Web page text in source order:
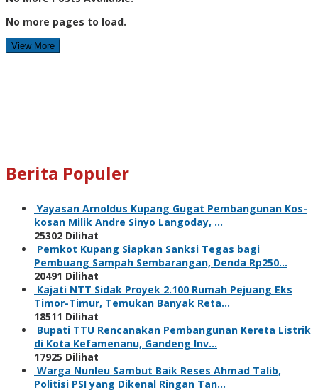
No more pages to load.
View More
Berita Populer
Yayasan Arnoldus Kupang Gugat Pembangunan Kos-
kosan Milik Andre Sinyo Langoday, …
25302 Dilihat
Pemkot Kupang Siapkan Sanksi Tegas bagi
Pembuang Sampah Sembarangan, Denda Rp250…
20491 Dilihat
Kajati NTT Sidak Proyek 2.100 Rumah Pejuang Eks
Timor-Timur, Temukan Banyak Reta…
18511 Dilihat
Bupati TTU Rencanakan Pembangunan Kereta Listrik
di Kota Kefamenanu, Gandeng Inv…
17925 Dilihat
Warga Nunleu Sambut Baik Reses Ahmad Talib,
Politisi PSI yang Dikenal Ringan Tan…